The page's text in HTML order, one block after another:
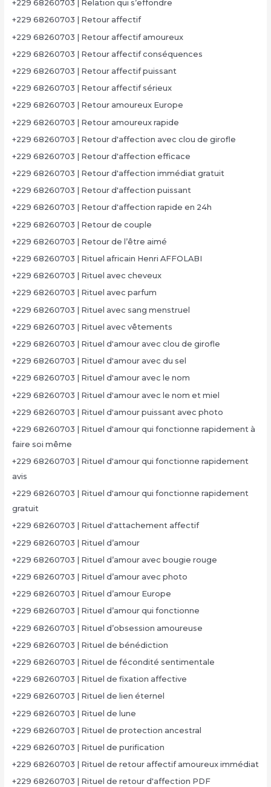
+229 68260703 | Relation qui s’effondre
+229 68260703 | Retour affectif
+229 68260703 | Retour affectif amoureux
+229 68260703 | Retour affectif conséquences
+229 68260703 | Retour affectif puissant
+229 68260703 | Retour affectif sérieux
+229 68260703 | Retour amoureux Europe
+229 68260703 | Retour amoureux rapide
+229 68260703 | Retour d'affection avec clou de girofle
+229 68260703 | Retour d'affection efficace
+229 68260703 | Retour d'affection immédiat gratuit
+229 68260703 | Retour d'affection puissant
+229 68260703 | Retour d'affection rapide en 24h
+229 68260703 | Retour de couple
+229 68260703 | Retour de l’être aimé
+229 68260703 | Rituel africain Henri AFFOLABI
+229 68260703 | Rituel avec cheveux
+229 68260703 | Rituel avec parfum
+229 68260703 | Rituel avec sang menstruel
+229 68260703 | Rituel avec vêtements
+229 68260703 | Rituel d'amour avec clou de girofle
+229 68260703 | Rituel d'amour avec du sel
+229 68260703 | Rituel d'amour avec le nom
+229 68260703 | Rituel d'amour avec le nom et miel
+229 68260703 | Rituel d'amour puissant avec photo
+229 68260703 | Rituel d'amour qui fonctionne rapidement à
faire soi même
+229 68260703 | Rituel d'amour qui fonctionne rapidement
avis
+229 68260703 | Rituel d'amour qui fonctionne rapidement
gratuit
+229 68260703 | Rituel d'attachement affectif
+229 68260703 | Rituel d’amour
+229 68260703 | Rituel d’amour avec bougie rouge
+229 68260703 | Rituel d’amour avec photo
+229 68260703 | Rituel d’amour Europe
+229 68260703 | Rituel d’amour qui fonctionne
+229 68260703 | Rituel d’obsession amoureuse
+229 68260703 | Rituel de bénédiction
+229 68260703 | Rituel de fécondité sentimentale
+229 68260703 | Rituel de fixation affective
+229 68260703 | Rituel de lien éternel
+229 68260703 | Rituel de lune
+229 68260703 | Rituel de protection ancestral
+229 68260703 | Rituel de purification
+229 68260703 | Rituel de retour affectif amoureux immédiat
+229 68260703 | Rituel de retour d'affection PDF